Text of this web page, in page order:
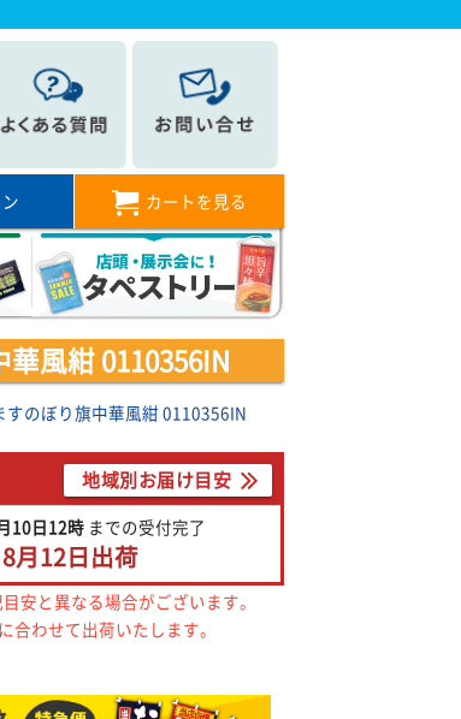
カートを見る
風紺 0110356IN
のぼり旗中華風紺 0110356IN
地域別お届け目安
10日12時 までの受付完了
8月12日出荷
安と異なる場合がございます。
わせて出荷いたします。